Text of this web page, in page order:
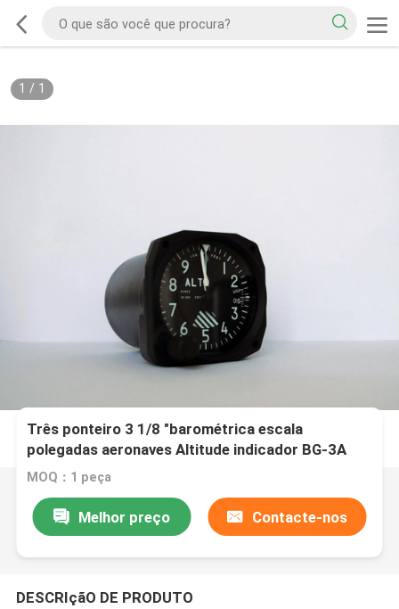
1 / 1
Três ponteiro 3 1/8 "barométrica escala
polegadas aeronaves Altitude indicador BG-3A
MOQ：1 peça
Melhor preço Contacte-nos
DESCRIçãO DE PRODUTO